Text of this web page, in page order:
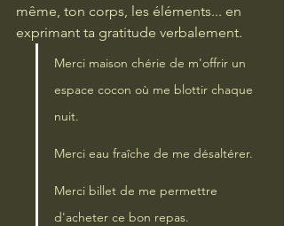
même, ton corps, les éléments... en
exprimant ta gratitude verbalement.
Merci maison chérie de m'offrir un
espace cocon où me blottir chaque
nuit.
Merci eau fraîche de me désaltérer.
Merci billet de me permettre
d'acheter ce bon repas.